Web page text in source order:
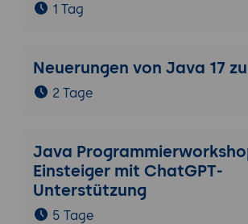
1 Tag
Neuerungen von Java 17
2 Tage
Java
Einsteiger mit ChatGPT-
Unterstützung
5 Tage